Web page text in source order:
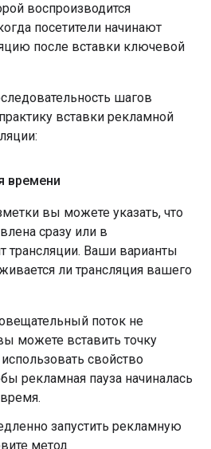
воспроизводится
посетители начинают
после вставки ключевой
шагов
вставки рекламной
времени
вы можете указать, что
​​сразу или в
Ваши варианты
ли трансляция вашего
поток не
можете вставить точку
свойство
рекламная пауза начиналась
запустить рекламную
метод